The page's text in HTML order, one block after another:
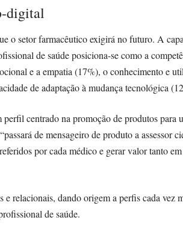
digital
o setor farmacêutico exigirá no futuro. A
de saúde posiciona-se como a
e a empatia (17%), o conhecimento e
de adaptação à mudança tecnológica
centrado na promoção de produtos para
de mensageiro de produto a assessor
por cada médico e gerar valor tanto
relacionais, dando origem a perfis cada vez
de saúde.